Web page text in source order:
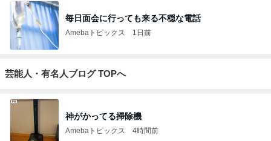
毎日面会に行っても来る不穏な電話
Amebaトピックス 1日前
芸能人・有名人ブログ TOPへ
神がかってる掃除機
Amebaトピックス 4時間前